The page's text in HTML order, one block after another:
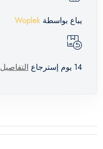
يباع بواسطة Woplek
14 يوم إسترجاع التفاصيل